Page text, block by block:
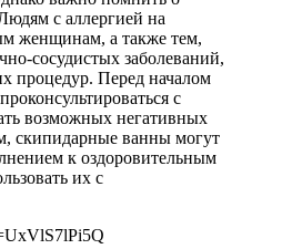
с аллергией на
женщинам, а также тем,
сосудистых заболеваний,
процедур. Перед началом
с
возможных негативных
скипидарные ванны могут
к оздоровительным
их с